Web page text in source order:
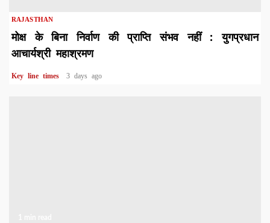
RAJASTHAN
मोक्ष के बिना निर्वाण की प्राप्ति संभव नहीं : युगप्रधान
आचार्यश्री महाश्रमण
Key line times 3 days ago